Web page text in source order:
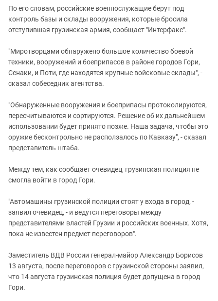
По его словам, российские военнослужащие берут под
контроль базы и склады вооружения, которые бросила
отступившая грузинская армия, сообщает "Интерфакс".
"Миротворцами обнаружено большое количество боевой
техники, вооружений и боеприпасов в районе городов Гори,
Сенаки, и Поти, где находятся крупные войсковые склады", -
сказал собеседник агентства.
"Обнаруженные вооружения и боеприпасы протоколируются,
пересчитываются и сортируются. Решение об их дальнейшем
использовании будет принято позже. Наша задача, чтобы это
оружие бесконтрольно не расползалось по Кавказу", - сказал
представитель штаба.
Между тем, как сообщает очевидец, грузинская полиция не
смогла войти в город Гори.
"Автомашины грузинской полиции стоят у входа в город, -
заявил очевидец, - и ведутся переговоры между
представителями властей Грузии и российских военных. Хотя,
пока не известен предмет переговоров".
Заместитель ВДВ России генерал-майор Александр Борисов
13 августа, после переговоров с грузинской стороны заявил,
что 14 августа грузинская полиция будет допущена в город
Гори.